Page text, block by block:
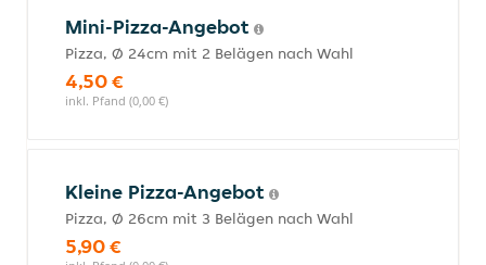
Mini-Pizza-Angebot
Pizza, Ø 24cm mit 2 Belägen nach Wahl
4,50 €
inkl. Pfand (0,00 €)
Kleine Pizza-Angebot
Pizza, Ø 26cm mit 3 Belägen nach Wahl
5,90 €